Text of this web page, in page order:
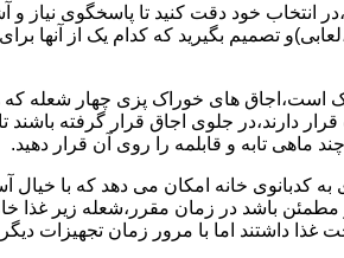
انتخاب خود دقت کنید تا پاسخگوی نیاز
تصمیم بگیرید که کدام یک از آنها
است،اجاق های خوراک پزی چهار شعله که
دارند،در جلوی اجاق قرار گرفته
چند ماهی تابه و قابلمه را روی آن قرار دهید.
به کدبانوی خانه امکان می دهد که با خیال
مطمئن باشد در زمان مقرر،شعله زیر
غذا داشتند اما با مرور زمان تجهیزات